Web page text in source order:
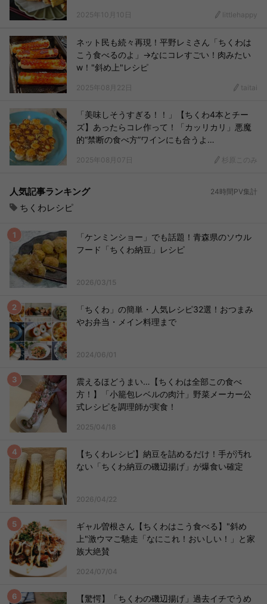
2025年10月10日 littlehappy
ネット民も続々再現！平野レミさん「ちくわは
こう食べるのよ」→なにコレすごい！肉みたい
w！"斜め上"レシピ
2025年08月22日 taitai
「美味しそうすぎる！！」【ちくわ4本とチー
ズ】あったらコレ作って！「カッリカリ」悪魔
的“禁断の食べ方”ワインにも合うよ…
2025年08月07日 杉原このみ
人気記事ランキング 24時間PV集計
ちくわレシピ
「ケンミンショー」でも話題！青森県のソウル
フード「ちくわ納豆」レシピ
2026/03/15
「ちくわ」の簡単・人気レシピ32選！おつまみ
やお弁当・メイン料理まで
2024/06/01
震えるほどうまい…【ちくわは全部この食べ
方！】「小籠包レベルの肉汁」野菜メーカー公
式レシピを調理師が実食！
2025/04/18
【ちくわレシピ】納豆を詰めるだけ！手が汚れ
ない「ちくわ納豆の磯辺揚げ」が爆食い確定
2026/04/22
ギャル曽根さん【ちくわはこう食べる】"斜め
上"激ウマご馳走「なにこれ！おいしい！」と家
族大絶賛
2024/07/04
【驚愕】「ちくわの磯辺揚げ」過去イチでうめ